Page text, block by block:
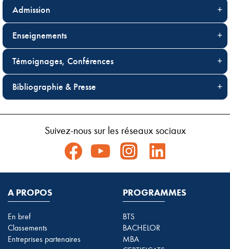
Admission
Enseignements
Témoignages, Conférences
Bibliographie & Presse
Suivez-nous sur les réseaux sociaux
A PROPOS
En bref
Classements
Entreprises partenaires
PROGRAMMES
BTS
BACHELOR
MBA